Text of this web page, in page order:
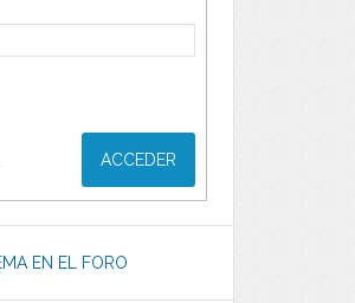
ACCEDER
EN EL FORO